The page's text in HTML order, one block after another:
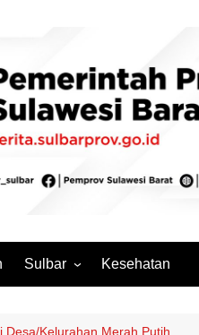
Sulbar
Mamuju Tengah
Kesehatan
Kelurahan Merah Putih